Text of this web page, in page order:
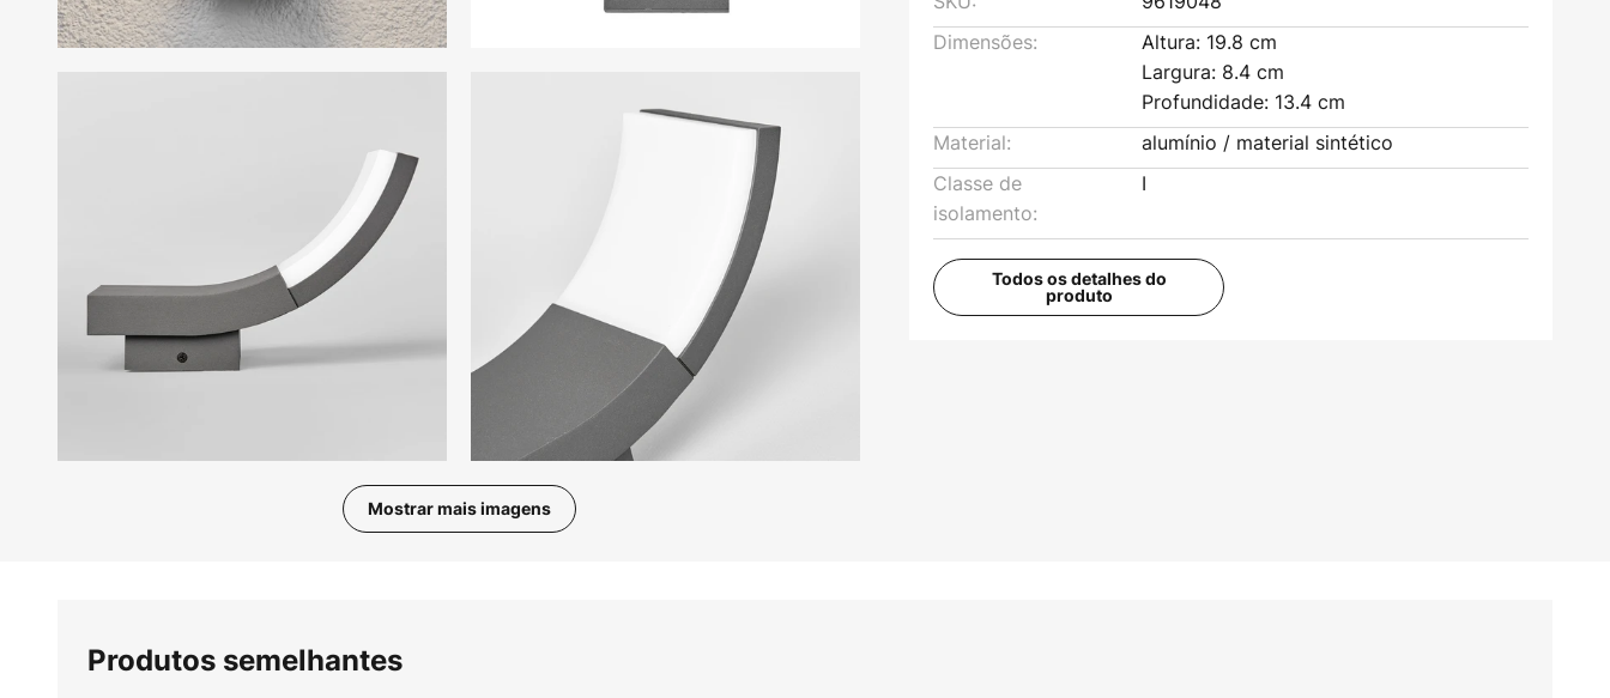
Mostrar mais imagens
Dimensões:
Altura: 19.8 cm
Largura: 8.4 cm
Profundidade: 13.4 cm
Material:
alumínio / material sintético
Classe de
isolamento:
I
Todos os detalhes do
produto
Produtos semelhantes